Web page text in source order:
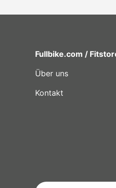
Fullbike.com /
Über uns
Kontakt